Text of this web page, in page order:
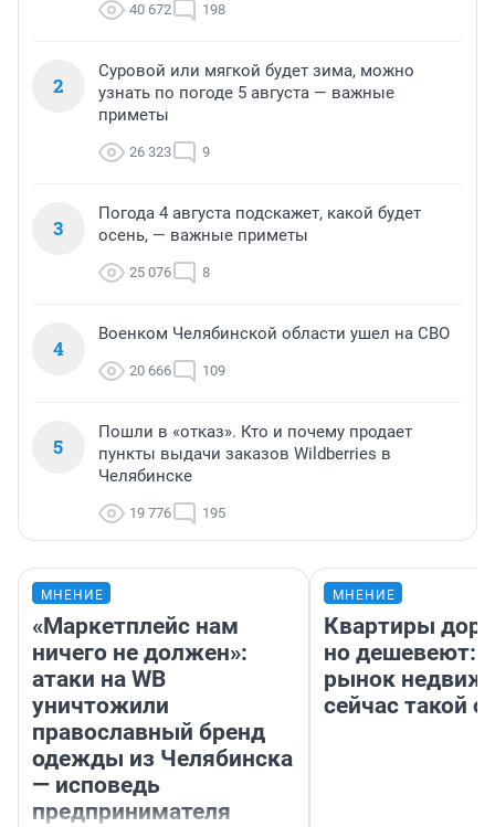
40 672 198
2
Суровой или мягкой будет зима, можно
узнать по погоде 5 августа — важные
приметы
26 323 9
3
Погода 4 августа подскажет, какой будет
осень, — важные приметы
25 076 8
4
Военком Челябинской области ушел на СВО
20 666 109
5
Пошли в «отказ». Кто и почему продает
пункты выдачи заказов Wildberries в
Челябинске
19 776 195
МНЕНИЕ
«Маркетплейс нам
ничего не должен»:
атаки на WB
уничтожили
православный бренд
одежды из Челябинска
— исповедь
предпринимателя
МНЕНИЕ
Квартиры
но дешевеют:
рынок
сейчас такой